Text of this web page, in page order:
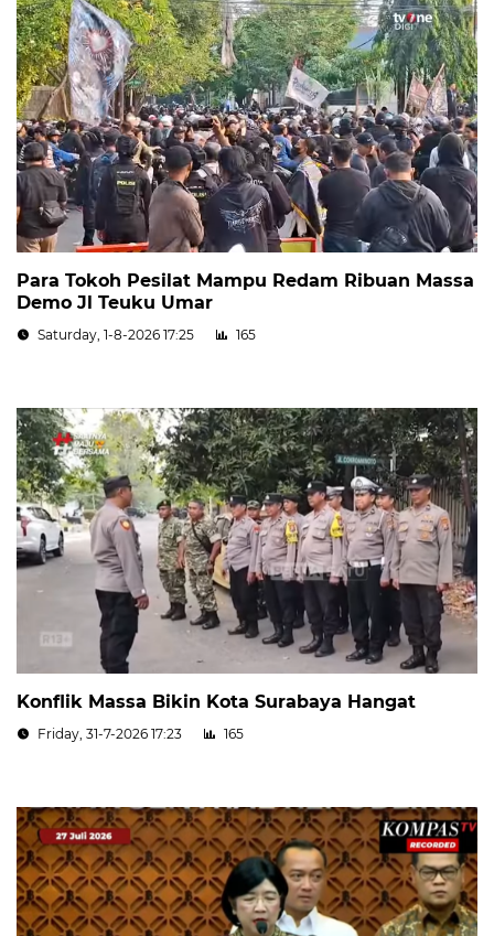
Para Tokoh Pesilat Mampu Redam Ribuan Massa
Demo Jl Teuku Umar
Saturday, 1-8-2026 17:25 165
Konflik Massa Bikin Kota Surabaya Hangat
Friday, 31-7-2026 17:23 165